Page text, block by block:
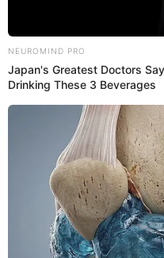
Videos
‘Flaco’ Granda
AMPAY de Ale y
chambeaba en
‘Flaco’ Granda contó que
donde se encontraban Ale
que los ampayaría.
8 de octubre de 2024